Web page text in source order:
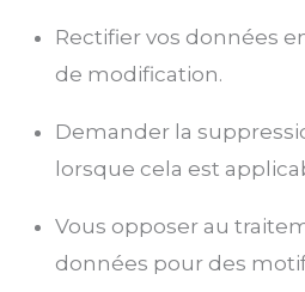
Rectifier vos données
de modification.
Demander la
lorsque cela est
Vous opposer au
données pour des